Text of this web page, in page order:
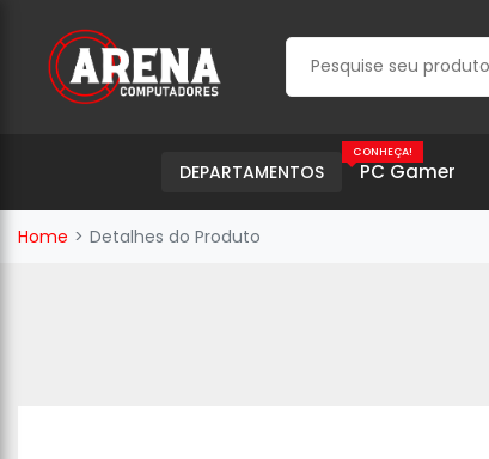
DEPARTAMENTOS PC Gamer
CONHEÇA!
Home Detalhes do Produto